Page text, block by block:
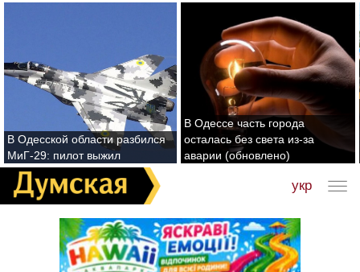
В Одесской области разбился
МиГ-29: пилот выжил
В Одессе часть города
осталась без света из-за
аварии (обновлено)
укр